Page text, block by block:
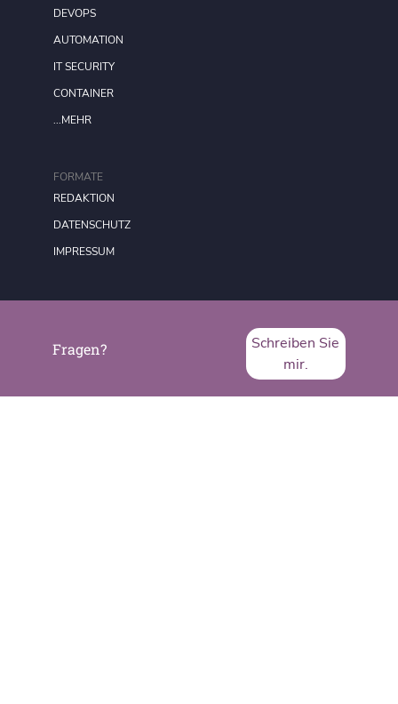
Fragen?
Schreiben Sie
mir.
FORMATE
REDAKTION
DATENSCHUTZ
IMPRESSUM
DEVOPS
AUTOMATION
IT SECURITY
CONTAINER
...MEHR